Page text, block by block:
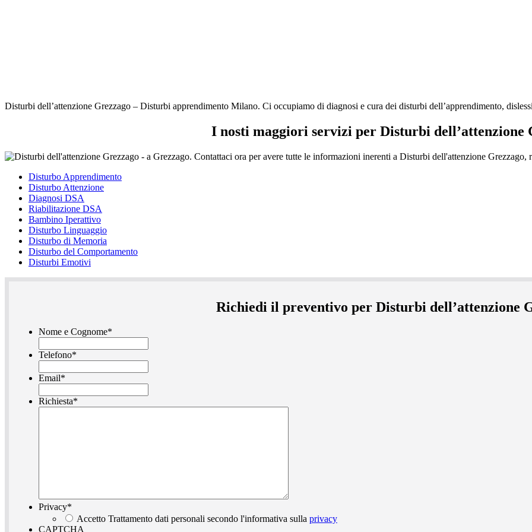
Disturbi dell’attenzione Grezzago – Disturbi apprendimento Milano. Ci occupiamo di diagnosi e cura dei disturbi dell’apprendimento,
I nosti maggiori servizi per Disturbi dell’attenzione
Disturbo Apprendimento
Disturbo Attenzione
Diagnosi DSA
Riabilitazione DSA
Bambino Iperattivo
Disturbo Linguaggio
Disturbo di Memoria
Disturbo del Comportamento
Disturbi Emotivi
Richiedi il preventivo per Disturbi dell’attenzione
Nome e Cognome*
Telefono*
Email*
Richiesta*
Privacy*
Accetto Trattamento dati personali secondo l'informativa sulla privacy
CAPTCHA